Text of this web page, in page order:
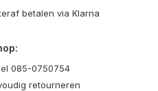
betalen via Klarna
085-0750754
retourneren